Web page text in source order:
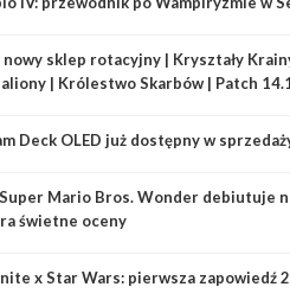
nowy sklep rotacyjny | Kryształy
| Królestwo Skarbów | Patch
Deck OLED już dostępny w
Mario Bros. Wonder debiutuje
świetne oceny
x Star Wars: pierwsza zapowiedź